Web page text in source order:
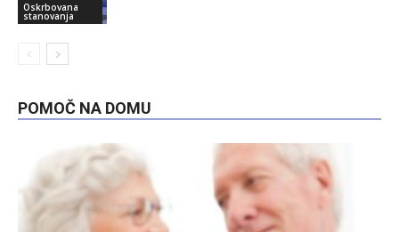
Oskrbovana
stanovanja
POMOČ NA DOMU